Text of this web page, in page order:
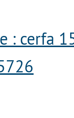
: cerfa